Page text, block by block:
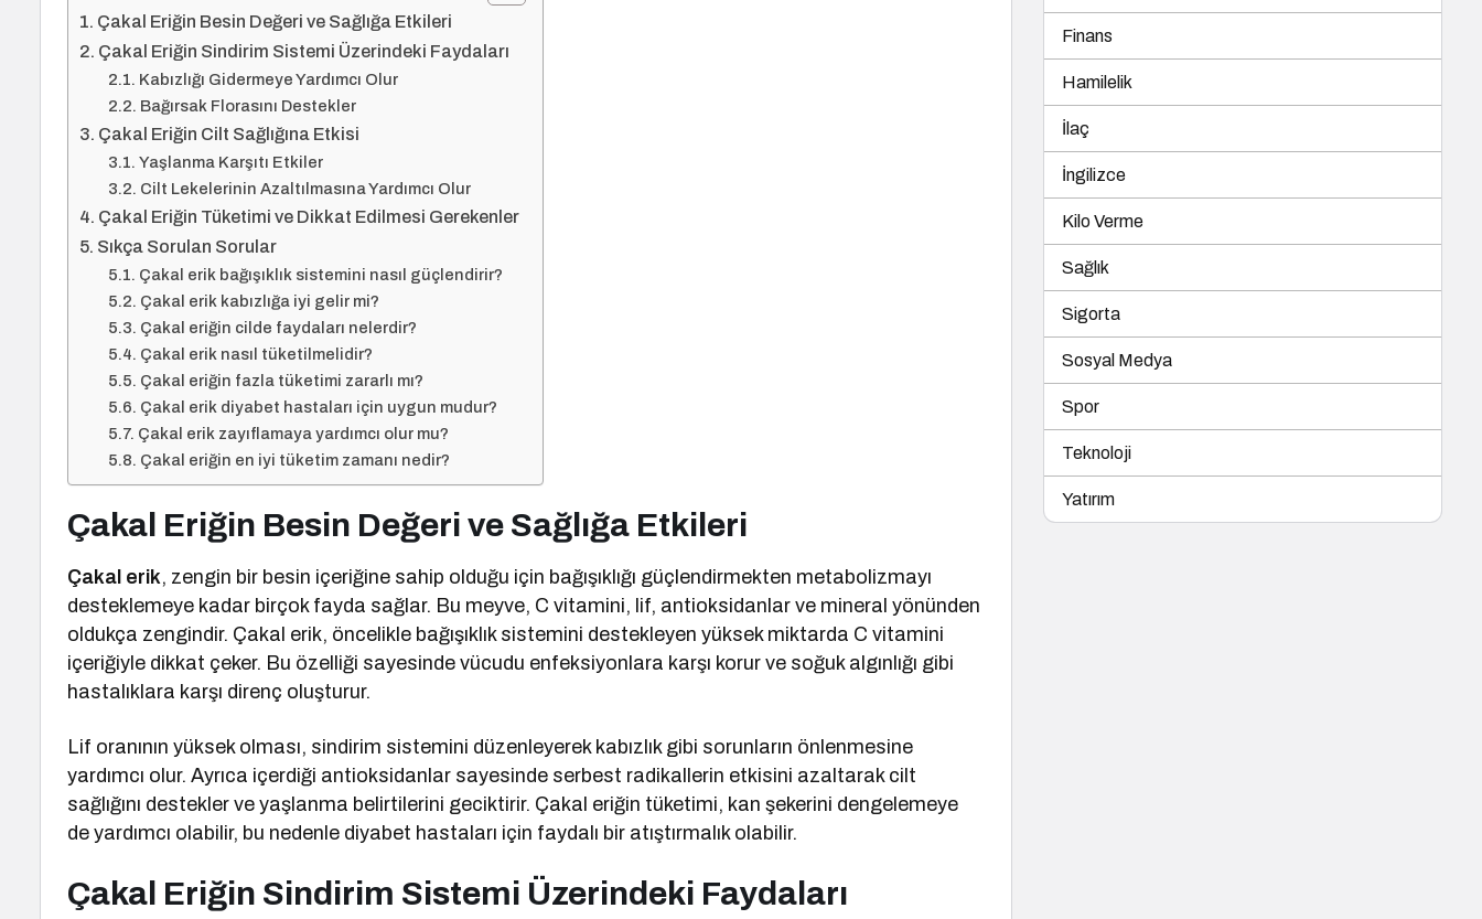
Çakal Eriğin Besin Değeri ve Sağlığa Etkileri
Çakal Eriğin Sindirim Sistemi Üzerindeki Faydaları
Kabızlığı Gidermeye Yardımcı Olur
Bağırsak Florasını Destekler
Çakal Eriğin Cilt Sağlığına Etkisi
Yaşlanma Karşıtı Etkiler
Cilt Lekelerinin Azaltılmasına Yardımcı Olur
Çakal Eriğin Tüketimi ve Dikkat Edilmesi Gerekenler
Sıkça Sorulan Sorular
Çakal erik bağışıklık sistemini nasıl güçlendirir?
Çakal erik kabızlığa iyi gelir mi?
Çakal eriğin cilde faydaları nelerdir?
Çakal erik nasıl tüketilmelidir?
Çakal eriğin fazla tüketimi zararlı mı?
Çakal erik diyabet hastaları için uygun mudur?
Çakal erik zayıflamaya yardımcı olur mu?
Çakal eriğin en iyi tüketim zamanı nedir?
Çakal Eriğin Besin Değeri ve Sağlığa Etkileri
Çakal erik, zengin bir besin içeriğine sahip olduğu için bağışıklığı güçlendirmekten metabolizmayı
desteklemeye kadar birçok fayda sağlar. Bu meyve, C vitamini, lif, antioksidanlar ve mineral yönünden
oldukça zengindir. Çakal erik, öncelikle bağışıklık sistemini destekleyen yüksek miktarda C vitamini
içeriğiyle dikkat çeker. Bu özelliği sayesinde vücudu enfeksiyonlara karşı korur ve soğuk algınlığı gibi
hastalıklara karşı direnç oluşturur.
Lif oranının yüksek olması, sindirim sistemini düzenleyerek kabızlık gibi sorunların önlenmesine
yardımcı olur. Ayrıca içerdiği antioksidanlar sayesinde serbest radikallerin etkisini azaltarak cilt
sağlığını destekler ve yaşlanma belirtilerini geciktirir. Çakal eriğin tüketimi, kan şekerini dengelemeye
de yardımcı olabilir, bu nedenle diyabet hastaları için faydalı bir atıştırmalık olabilir.
Çakal Eriğin Sindirim Sistemi Üzerindeki Faydaları
Finans
Hamilelik
İlaç
İngilizce
Kilo Verme
Sağlık
Sigorta
Sosyal Medya
Spor
Teknoloji
Yatırım